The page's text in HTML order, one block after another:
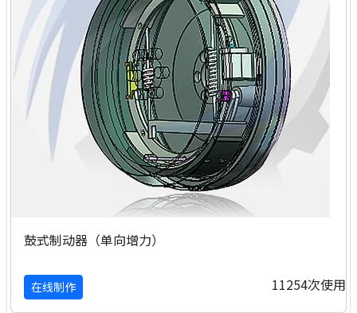
鼓式制动器（单向增力）
在线制作 11254次使用